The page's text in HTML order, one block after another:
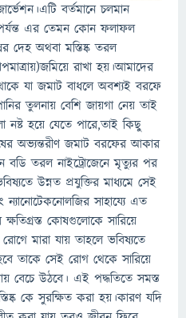
বর্তমানে চলমান
এর তেমন কোন ফলাফল
দেহ অথবা মস্তিষ্ক তরল
রাখা হয়।আমাদের
যা জমাট বাধলে অবশ্যই বরফে
তুলনায় বেশি জায়গা নেয় তাই
হয়ে যেতে পারে,তাই কিছু
অভ্যন্তরীণ জমাট বরফের আকার
বডি তরল নাইট্রোজেনে মৃত্যুর পর
উন্নত প্রযুক্তির মাধ্যমে সেই
সাহায্যে এত
কোষগুলোকে সারিয়ে
মারা যায় তাহলে ভবিষ্যতে
তাকে সেই রোগ থেকে সারিয়ে
বেচে উঠবে। এই পদ্ধতিতে সমস্ত
কে সুরক্ষিত করা হয়।কারণ যদি